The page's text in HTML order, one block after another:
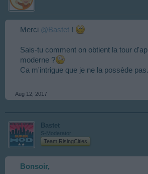
Merci @Bastet !
Sais-tu comment on obtient la tour
moderne ?
Ca m'intrigue que je ne la possède
Aug 12, 2017
Bastet
S-Moderator
Team RisingCities
Bonsoir,